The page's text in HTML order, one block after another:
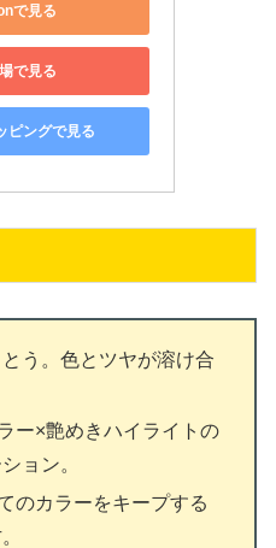
で見る
で見る
ピングで見る
う。色とツヤが溶け合
ー×艶めきハイライトの
ョン。
のカラーをキープする